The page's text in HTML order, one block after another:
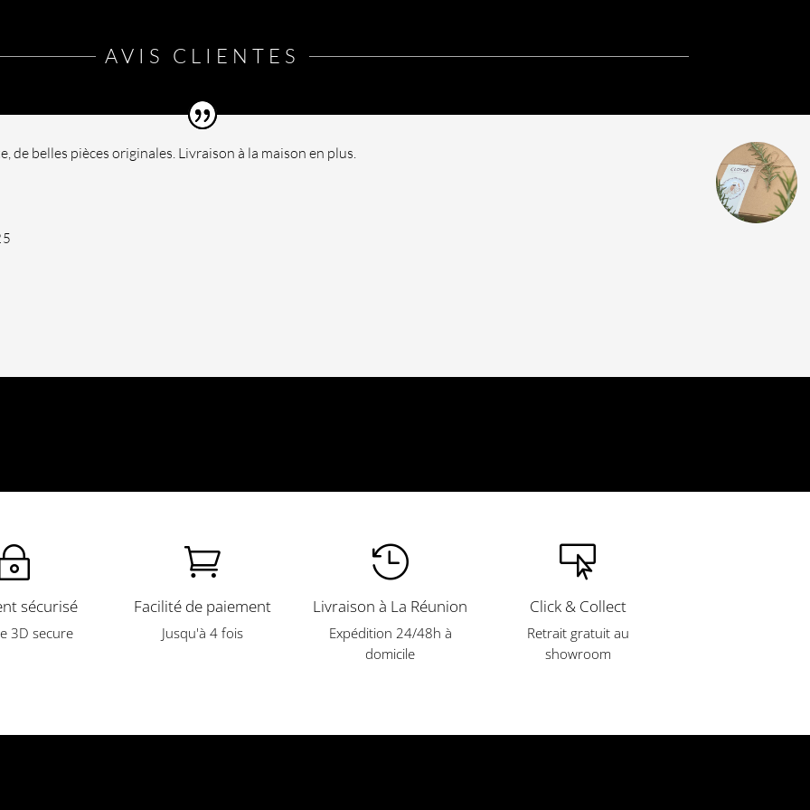
produit
AVIS CLIENTES
de belles pièces originales. Livraison à la maison en plus.
sécurisé
3D secure

Facilité de paiement
Jusqu'à 4 fois

Livraison à La Réunion
Expédition 24/48h à
domicile

Click & Collect
Retrait gratuit au
showroom